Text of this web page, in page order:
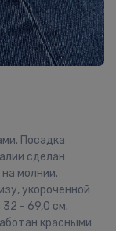
Посадка
сделан
молнии.
укороченной
- 69,0 см.
красными